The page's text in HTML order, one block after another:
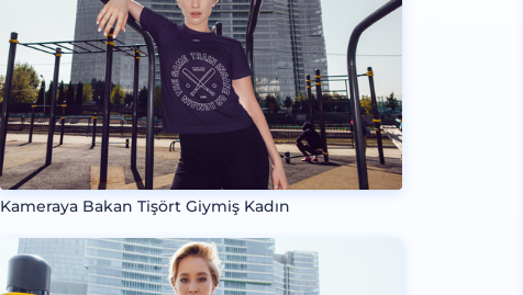
Kameraya Bakan Tişört Giymiş Kadın